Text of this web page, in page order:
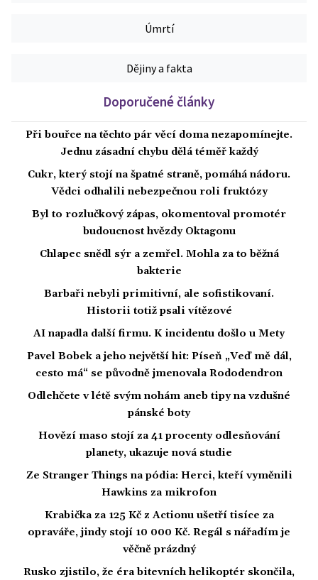
Úmrtí
Dějiny a fakta
Doporučené články
Při bouřce na těchto pár věcí doma nezapomínejte.
Jednu zásadní chybu dělá téměř každý
Cukr, který stojí na špatné straně, pomáhá nádoru.
Vědci odhalili nebezpečnou roli fruktózy
Byl to rozlučkový zápas, okomentoval promotér
budoucnost hvězdy Oktagonu
Chlapec snědl sýr a zemřel. Mohla za to běžná
bakterie
Barbaři nebyli primitivní, ale sofistikovaní.
Historii totiž psali vítězové
AI napadla další firmu. K incidentu došlo u Mety
Pavel Bobek a jeho největší hit: Píseň „Veď mě dál,
cesto má“ se původně jmenovala Rododendron
Odlehčete v létě svým nohám aneb tipy na vzdušné
pánské boty
Hovězí maso stojí za 41 procenty odlesňování
planety, ukazuje nová studie
Ze Stranger Things na pódia: Herci, kteří vyměnili
Hawkins za mikrofon
Krabička za 125 Kč z Actionu ušetří tisíce za
opraváře, jindy stojí 10 000 Kč. Regál s nářadím je
věčně prázdný
Rusko zjistilo, že éra bitevních helikoptér skončila,